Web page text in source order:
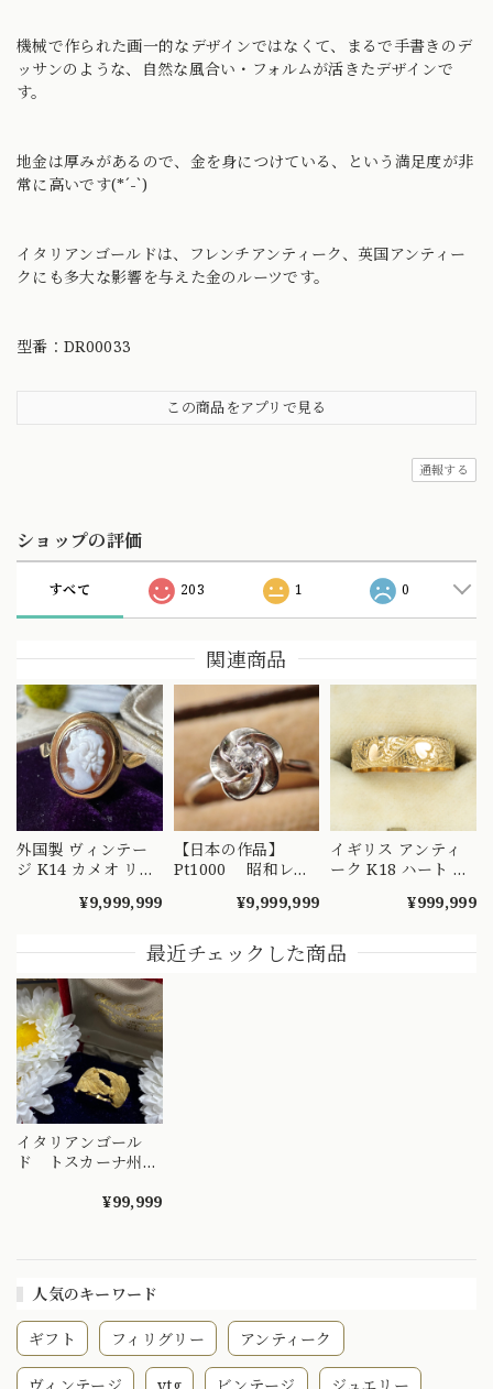
人気のキーワード
ギフト フィリグリー アンティーク
機械で作られた画一的なデザインではなくて、まるで手書きのデ
ッサンのような、自然な風合い・フォルムが活きたデザインで
す。
地金は厚みがあるので、金を身につけている、という満足度が非
常に高いです(*´-`)
イタリアンゴールドは、フレンチアンティーク、英国アンティー
クにも多大な影響を与えた金のルーツです。
型番：DR00033
この商品をアプリで見る
通報する
ショップの評価
すべて 203 1 0
関連商品
外国製 ヴィンテー
ジ K14 カメオ リン
しめるようなデザイ
¥9,999,999
【日本の作品】
Pt1000 昭和レト
リング 捻り梅
り 吉祥文様 ～
楚々とした可憐な華
¥9,999,999
イギリス アンティ
ーク K18 ハート エ
り リング 1908年 バ
ーディアン 全周彫
刻 総柄 MR00841
¥999,999
最近チェックした商品
イタリアンゴール
ド トスカーナ州
ジ リング 18金¥99,999